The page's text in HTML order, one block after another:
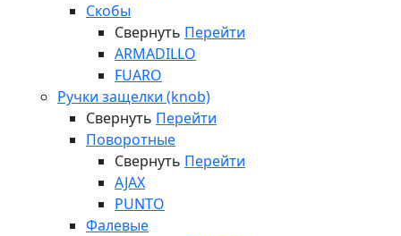
Скобы
Свернуть Перейти
ARMADILLO
FUARO
Ручки защелки (knob)
Свернуть Перейти
Поворотные
Свернуть Перейти
AJAX
PUNTO
Фалевые